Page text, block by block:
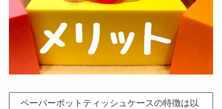
ペーパーポットティッシュケースの特徴は以